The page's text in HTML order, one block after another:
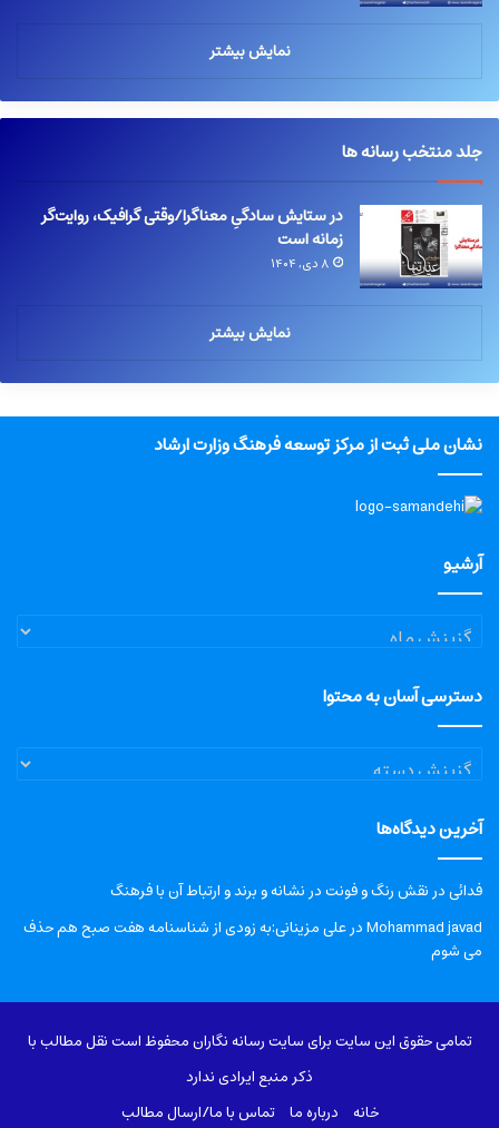
نمایش بیشتر
جلد منتخب رسانه ها
در ستایش سادگیِ معناگرا/وقتی گرافیک، روایت‌گر
زمانه است
۸ دی, ۱۴۰۴
نمایش بیشتر
نشان ملی ثبت از مرکز توسعه فرهنگ وزارت ارشاد
آرشیو
آرشیو
دسترسی آسان به محتوا
دسترسی
آسان
محتوا
آخرین دیدگاه‌ها
فدائیدرنقش رنگ و فونت در نشانه و برند و ارتباط آن با فرهنگ
Mohammad javadدرعلی مزینانی:به زودی از شناسنامه هفت صبح هم حذف
می شوم
تمامی حقوق این سایت برای سایت رسانه نگاران محفوظ است نقل مطالب با
ذکر منبع ایرادی ندارد
خانه
درباره‌ ما تماس با ما/ارسال مطالب